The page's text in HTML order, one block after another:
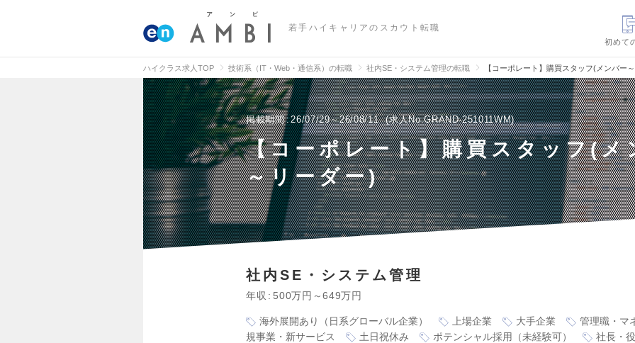
若手ハイキャリアのスカウト転職
初めて
ハイクラス求人TOP 技術系（IT・Web・通信系）の転職 社内SE・システム管理の転職 【コーポレート】購買スタッフ(メンバー
掲載期間 26/07/29～26/08/11 求人No.GRAND-251011WM
【コーポレート】購買スタッフ(メ
～リーダー)
社内SE・システム管理
年収 500万円～649万円
海外展開あり（日系グローバル企業） 上場企業 大手企業
管理職・マ
規事業・新サービス
土日祝休み ポテンシャル採用（未経験可）
社長・